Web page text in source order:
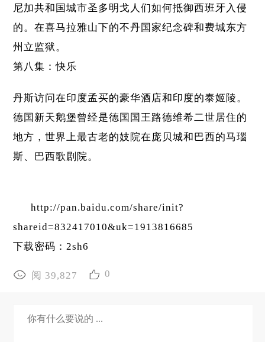
尼加共和国城市圣多明戈人们如何抵御西班牙入侵
的。在喜马拉雅山下的不丹国家纪念碑和费城东方
州立监狱。
第八集：快乐
丹斯访问在印度孟买的豪华酒店和印度的泰姬陵。
德国新天鹅堡曾经是德国国王路德维希二世居住的
地方，世界上最古老的妓院在庞贝城和巴西的马瑙
斯、巴西歌剧院。
http://pan.baidu.com/share/init?
shareid=832417010&uk=1913816685
下载密码：2sh6
阅 39,827 0